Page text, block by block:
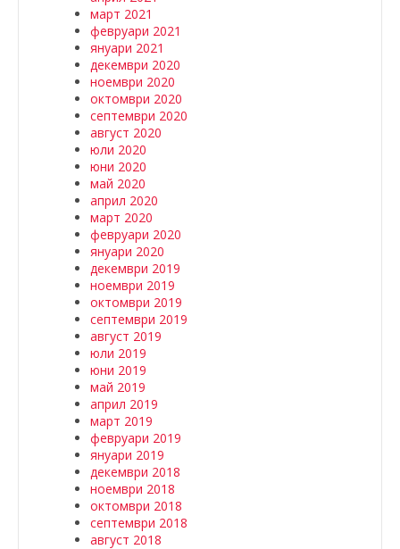
март 2021
февруари 2021
януари 2021
декември 2020
ноември 2020
октомври 2020
септември 2020
август 2020
юли 2020
юни 2020
май 2020
април 2020
март 2020
февруари 2020
януари 2020
декември 2019
ноември 2019
октомври 2019
септември 2019
август 2019
юли 2019
юни 2019
май 2019
април 2019
март 2019
февруари 2019
януари 2019
декември 2018
ноември 2018
октомври 2018
септември 2018
август 2018